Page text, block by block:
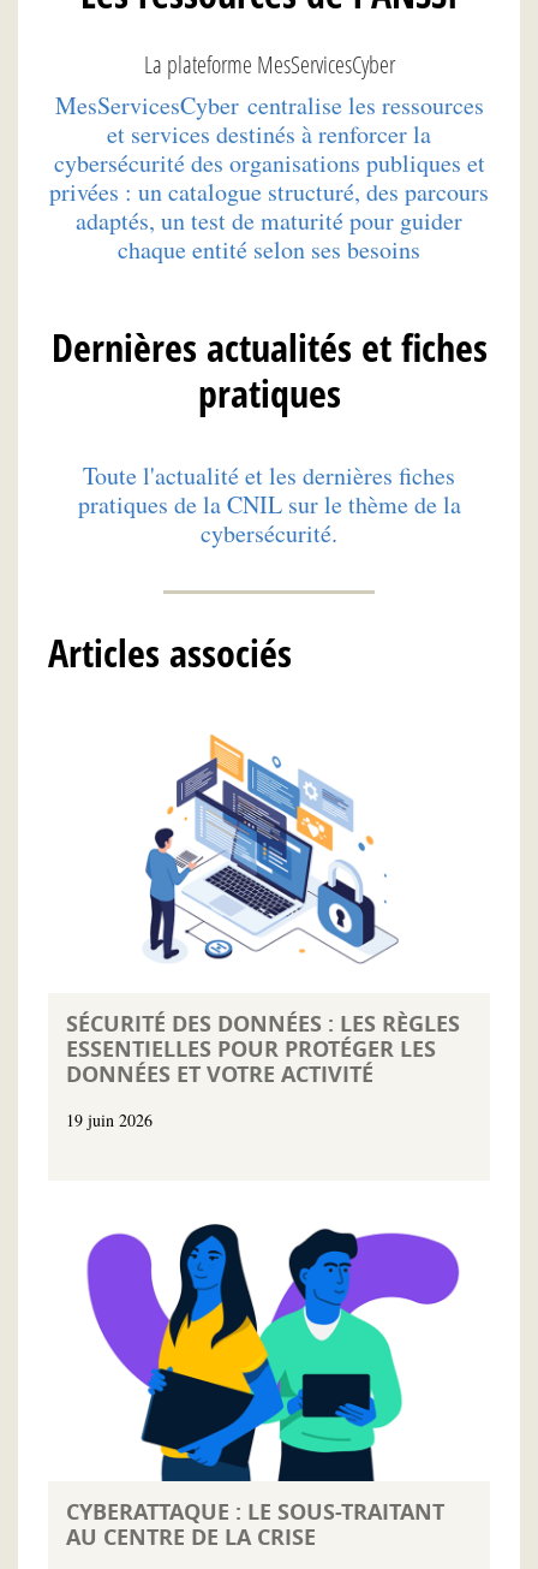
La plateforme MesServicesCyber
MesServicesCyber centralise les ressources
et services destinés à renforcer la
cybersécurité des organisations publiques et
privées : un catalogue structuré, des parcours
adaptés, un test de maturité pour guider
chaque entité selon ses besoins
Dernières actualités et fiches
pratiques
Toute l'actualité et les dernières fiches
pratiques de la CNIL sur le thème de la
cybersécurité.
Articles associés
SÉCURITÉ DES DONNÉES : LES RÈGLES
ESSENTIELLES POUR PROTÉGER LES
DONNÉES ET VOTRE ACTIVITÉ
19 juin 2026
CYBERATTAQUE : LE SOUS-TRAITANT
AU CENTRE DE LA CRISE